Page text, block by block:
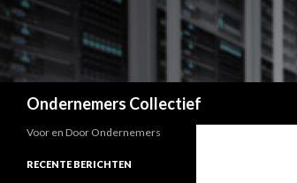
Ondernemers Collectief
Voor en Door Ondernemers
RECENTE BERICHTEN